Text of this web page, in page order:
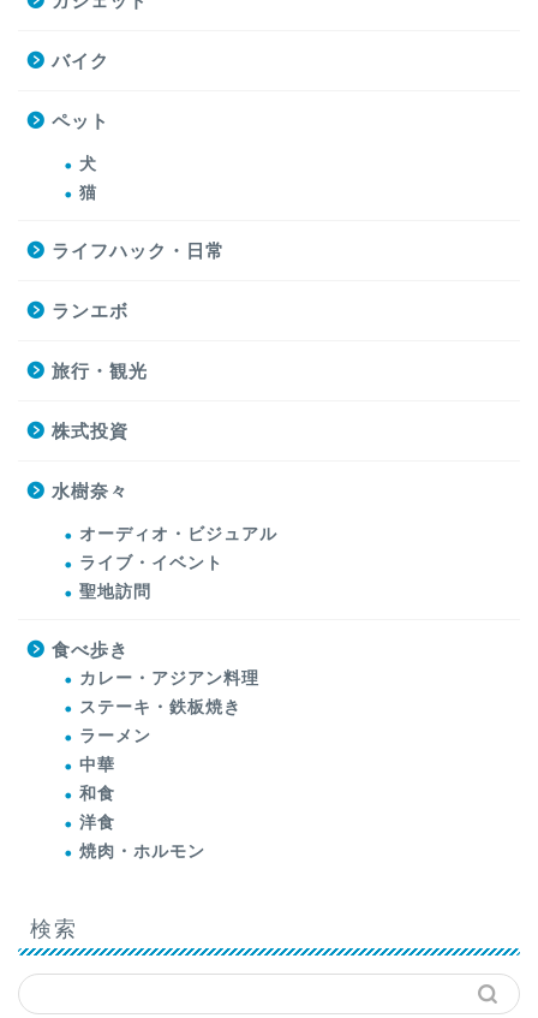
バイク
ペット
犬
猫
ライフハック・日常
ランエボ
旅行・観光
株式投資
水樹奈々
オーディオ・ビジュアル
ライブ・イベント
聖地訪問
食べ歩き
カレー・アジアン料理
ステーキ・鉄板焼き
ラーメン
中華
和食
洋食
焼肉・ホルモン
検索